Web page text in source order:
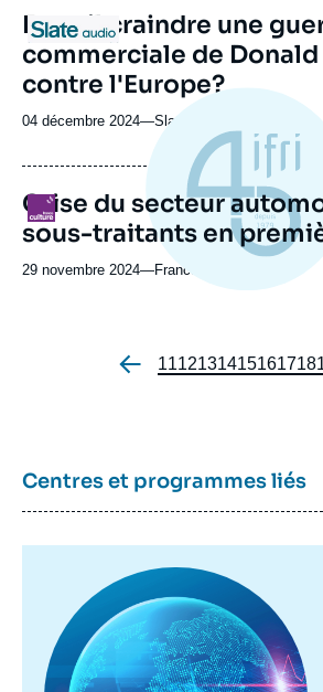
ou
émission
Logo
URL
de
Spotify
Faut-il craindre une
commerciale de Donald
contre l'Europe?
04 décembre 2024—Nom
du
journal,
revue
ou
émission
Slate Audio
Logo
Crise du secteur
sous-traitants en
29 novembre 2024—Nom
ou
émission
France Culture
Page
11Page
12Page
13Page
14Page
15Page
16Page
1718
Centres et programmes liés
principale